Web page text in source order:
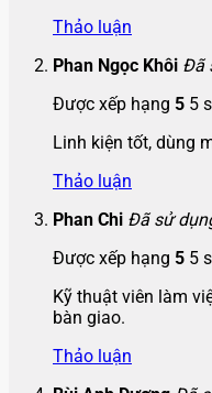
Thảo luận
Phan Ngọc Khôi Đã
Được xếp hạng 5 5
Linh kiện tốt, dùng
Thảo luận
Phan Chi Đã sử
Được xếp hạng 5 5
Kỹ thuật viên làm
bàn giao.
Thảo luận